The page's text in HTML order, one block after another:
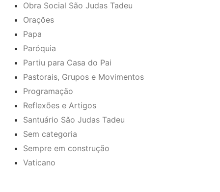
Obra Social São Judas Tadeu
Orações
Papa
Paróquia
Partiu para Casa do Pai
Pastorais, Grupos e Movimentos
Programação
Reflexões e Artigos
Santuário São Judas Tadeu
Sem categoria
Sempre em construção
Vaticano